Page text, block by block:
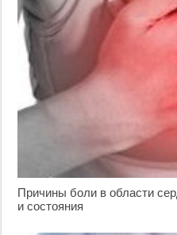
Причины боли в области
и состояния